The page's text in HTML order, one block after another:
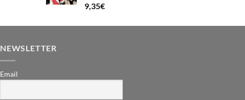
Note5.00
sur 5
9,35€
NEWSLETTER
Email